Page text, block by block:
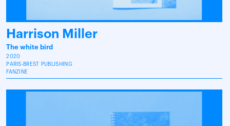
Harrison Miller
The white bird
2020
PARIS-BREST PUBLISHING
FANZINE